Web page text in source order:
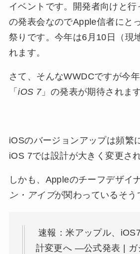
イベントです。開発者向けと
の発表会なのでApple信者にと
祭りです。今年は6月10日（現
れます。
さて、そんなWWDCですが今
「iOS 7」の発表が期待されます
iOSのバージョンアップは頻繁
iOS 7では設計が大きく変更さ
しかも、Appleのチーフデザイ
ン・アイブが関わっているそう
速報：米アップル、
計変更へ ―公式発表 | ガ